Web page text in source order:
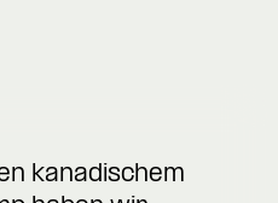
kanadischem